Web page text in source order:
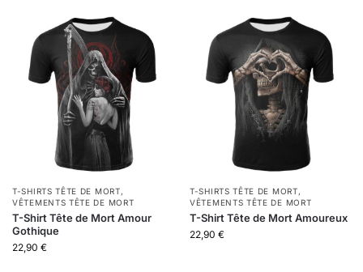
T-SHIRTS TÊTE DE MORT,
VÊTEMENTS TÊTE DE MORT
T-Shirt Tête de Mort Amour
Gothique
22,90 €
T-SHIRTS TÊTE DE MORT,
VÊTEMENTS TÊTE DE MORT
T-Shirt Tête de Mort Amoureux
22,90 €